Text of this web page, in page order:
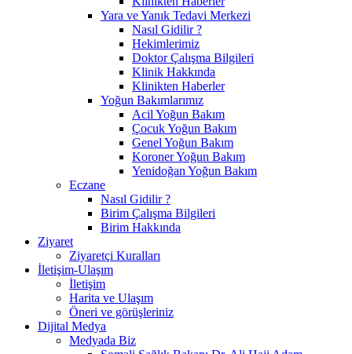
Yara ve Yanık Tedavi Merkezi
Nasıl Gidilir ?
Hekimlerimiz
Doktor Çalışma Bilgileri
Klinik Hakkında
Klinikten Haberler
Yoğun Bakımlarımız
Acil Yoğun Bakım
Çocuk Yoğun Bakım
Genel Yoğun Bakım
Koroner Yoğun Bakım
Yenidoğan Yoğun Bakım
Eczane
Nasıl Gidilir ?
Birim Çalışma Bilgileri
Birim Hakkında
Ziyaret
Ziyaretçi Kuralları
İletişim-Ulaşım
İletişim
Harita ve Ulaşım
Öneri ve görüşleriniz
Dijital Medya
Medyada Biz